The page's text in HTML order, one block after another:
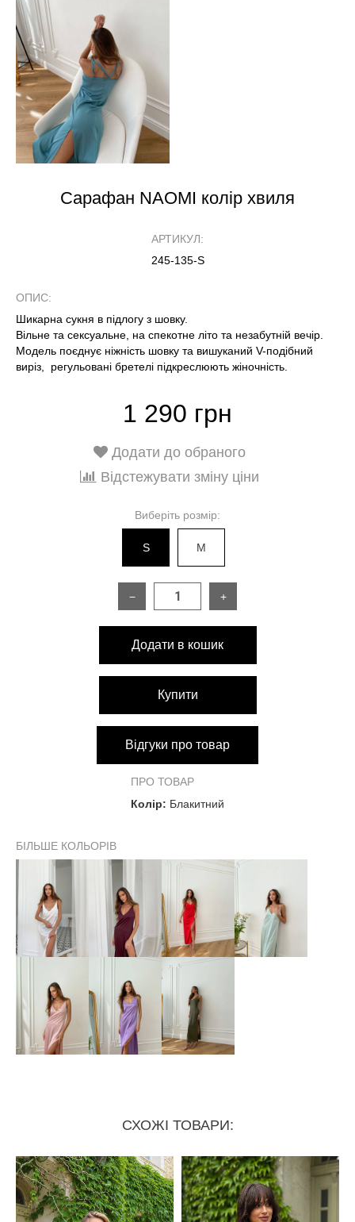
Сарафан NAOMI колір хвиля
АРТИКУЛ:
245-135-S
ОПИС:
Шикарна сукня в підлогу з шовку.
Вільне та сексуальне, на спекотне літо та незабутній вечір.
Модель поєднує ніжність шовку та вишуканий V-подібний
виріз, регульовані бретелі підкреслюють жіночність.
1 290 грн
Додати до обраного
Відстежувати зміну ціни
Виберіть розмір:
S M
− +
Додати в кошик
Купити
Відгуки про товар
ПРО ТОВАР
Колір: Блакитний
БІЛЬШЕ КОЛЬОРІВ
СХОЖІ ТОВАРИ: